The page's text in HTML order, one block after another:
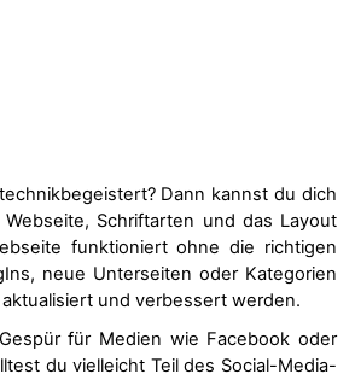
Dann kannst du dich
Schriftarten und das Layout
funktioniert ohne die richtigen
neue Unterseiten oder Kategorien
und verbessert werden.
für Medien wie Facebook oder
du vielleicht Teil des Social-Media-